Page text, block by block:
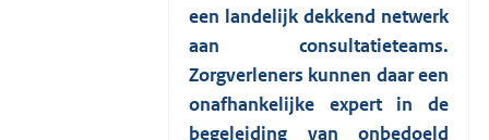
een landelijk dekkend netwerk
aan consultatieteams.
Zorgverleners kunnen daar een
onafhankelijke expert in de
begeleiding van onbedoeld